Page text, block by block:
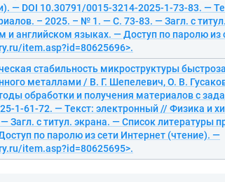
— DOI 10.30791/0015-3214-2025-1-73-83. —
– 2025. – № 1. — С. 73-83. — Загл. с
и английском языках. — Доступ по паролю из
item.asp?id=80625696>.
стабильность микроструктуры
металлами / В. Г. Шепелевич, О. В.
обработки и получения материалов с
1-61-72. — Текст: электронный // Физика и
Загл. с титул. экрана. — Список литературы
по паролю из сети Интернет (чтение). —
item.asp?id=80625695>.